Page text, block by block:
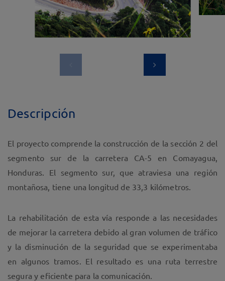
Descripción
El proyecto comprende la construcción de la sección 2 del
segmento sur de la carretera CA-5 en Comayagua,
Honduras. El segmento sur, que atraviesa una región
montañosa, tiene una longitud de 33,3 kilómetros.
La rehabilitación de esta vía responde a las necesidades
de mejorar la carretera debido al gran volumen de tráfico
y la disminución de la seguridad que se experimentaba
en algunos tramos. El resultado es una ruta terrestre
segura y eficiente para la comunicación.